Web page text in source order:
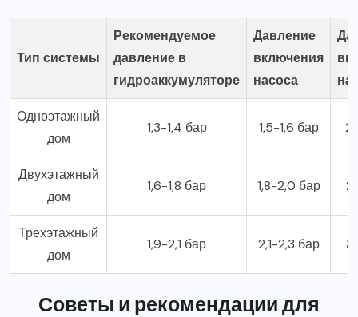
Тип системы
Рекомендуемое
давление в
гидроаккумуляторе
Давление
включения
насоса
Одноэтажный
дом
1,3-1,4 бар 1,5-1,6 бар
Двухэтажный
дом
1,6-1,8 бар 1,8-2,0 бар
Трехэтажный
дом
1,9-2,1 бар 2,1-2,3 бар
Советы и рекомендации для